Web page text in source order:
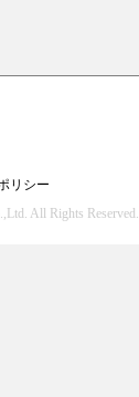
リシー
All Rights Reserved.